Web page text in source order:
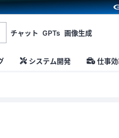
チャット GPTs 画像生成
システム開発 仕事